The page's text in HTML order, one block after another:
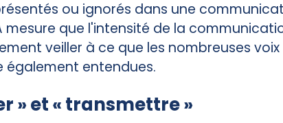
ou ignorés dans une
mesure que l'intensité de la
veiller à ce que les nombreuses
également entendues.
» et « transmettre »